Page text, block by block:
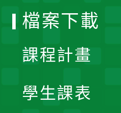
檔案下載
課程計畫
學生課表